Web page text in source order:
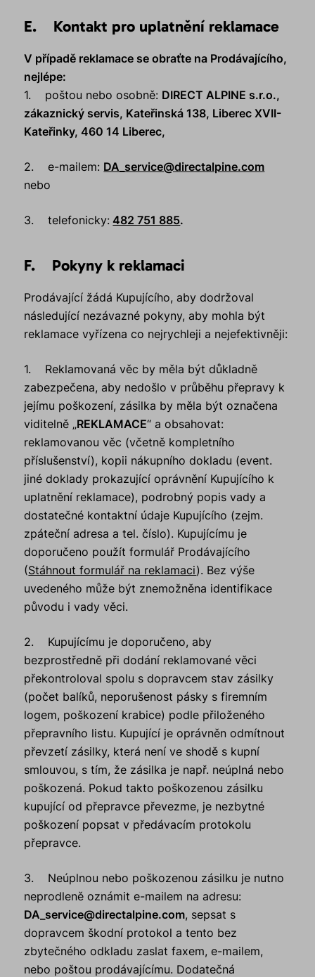
E. Kontakt pro uplatnění reklamace
V případě reklamace se obraťte na Prodávajícího,
nejlépe:
1. poštou nebo osobně: DIRECT ALPINE s.r.o.,
zákaznický servis, Kateřinská 138, Liberec XVII-
Kateřinky, 460 14 Liberec,
2. e-mailem: DA_service@directalpine.com
nebo
3. telefonicky: 482 751 885.
F. Pokyny k reklamaci
Prodávající žádá Kupujícího, aby dodržoval
následující nezávazné pokyny, aby mohla být
reklamace vyřízena co nejrychleji a nejefektivněji:
1. Reklamovaná věc by měla být důkladně
zabezpečena, aby nedošlo v průběhu přepravy k
jejímu poškození, zásilka by měla být označena
viditelně „REKLAMACE“ a obsahovat:
reklamovanou věc (včetně kompletního
příslušenství), kopii nákupního dokladu (event.
jiné doklady prokazující oprávnění Kupujícího k
uplatnění reklamace), podrobný popis vady a
dostatečné kontaktní údaje Kupujícího (zejm.
zpáteční adresa a tel. číslo). Kupujícímu je
doporučeno použít formulář Prodávajícího
(Stáhnout formulář na reklamaci). Bez výše
uvedeného může být znemožněna identifikace
původu i vady věci.
2. Kupujícímu je doporučeno, aby
bezprostředně při dodání reklamované věci
překontroloval spolu s dopravcem stav zásilky
(počet balíků, neporušenost pásky s firemním
logem, poškození krabice) podle přiloženého
přepravního listu. Kupující je oprávněn odmítnout
převzetí zásilky, která není ve shodě s kupní
smlouvou, s tím, že zásilka je např. neúplná nebo
poškozená. Pokud takto poškozenou zásilku
kupující od přepravce převezme, je nezbytné
poškození popsat v předávacím protokolu
přepravce.
3. Neúplnou nebo poškozenou zásilku je nutno
neprodleně oznámit e-mailem na adresu:
DA_service@directalpine.com, sepsat s
dopravcem škodní protokol a tento bez
zbytečného odkladu zaslat faxem, e-mailem,
nebo poštou prodávajícímu. Dodatečná